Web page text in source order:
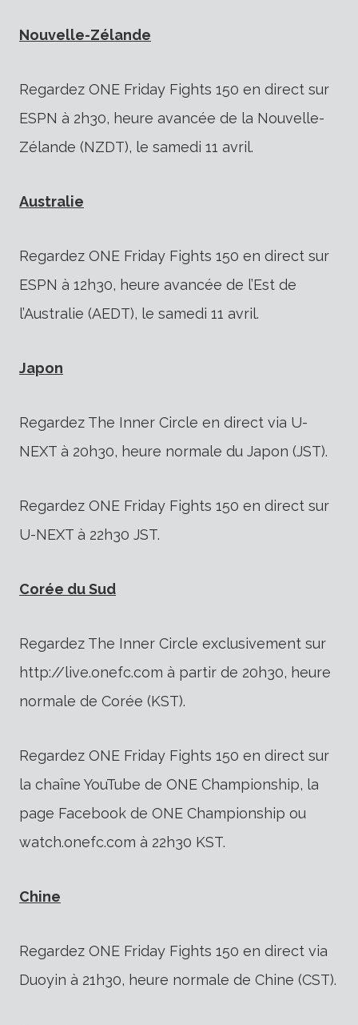
Nouvelle-Zélande
Regardez ONE Friday Fights 150 en direct sur
ESPN à 2h30, heure avancée de la Nouvelle-
Zélande (NZDT), le samedi 11 avril.
Australie
Regardez ONE Friday Fights 150 en direct sur
ESPN à 12h30, heure avancée de l’Est de
l’Australie (AEDT), le samedi 11 avril.
Japon
Regardez The Inner Circle en direct via U-
NEXT à 20h30, heure normale du Japon (JST).
Regardez ONE Friday Fights 150 en direct sur
U-NEXT à 22h30 JST.
Corée du Sud
Regardez The Inner Circle exclusivement sur
http://live.onefc.com à partir de 20h30, heure
normale de Corée (KST).
Regardez ONE Friday Fights 150 en direct sur
la chaîne YouTube de ONE Championship, la
page Facebook de ONE Championship ou
watch.onefc.com à 22h30 KST.
Chine
Regardez ONE Friday Fights 150 en direct via
Duoyin à 21h30, heure normale de Chine (CST).